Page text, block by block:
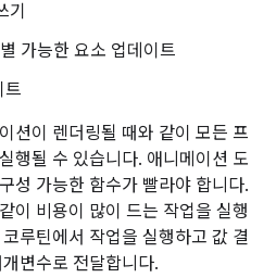
기
가능한 요소 업데이트
트
션이 렌더링될 때와 같이 모든 프
행될 수 있습니다. 애니메이션 도
성 가능한 함수가 빨라야 합니다.
이 비용이 많이 드는 작업을 실행
루틴에서 작업을 실행하고 값 결
변수로 전달합니다.